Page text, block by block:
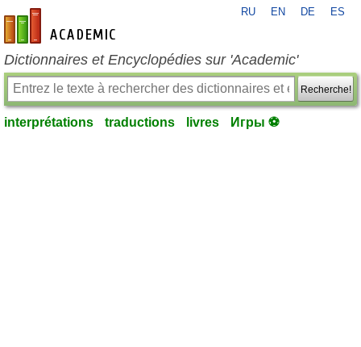
fr-academic.com
RU EN DE ES
Dictionnaires et Encyclopédies sur 'Academic'
Recherche!
interprétations traductions livres Игры ⚽